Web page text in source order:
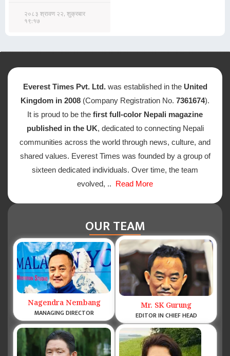
२०८३ श्रावण २२, शुक्रबार
१९:१७
Everest Times Pvt. Ltd. was established in the United
Kingdom in 2008 (Company Registration No. 7361674).
It is proud to be the first full-color Nepali magazine
published in the UK, dedicated to connecting Nepali
communities across the world through news, culture, and
shared values. Everest Times was founded by a group of
sixteen dedicated individuals. Over time, the team
evolved, .. Read More
OUR TEAM
Nagendra Nembang
MANAGING DIRECTOR
Mr. SK Gurung
EDITOR IN CHIEF HEAD